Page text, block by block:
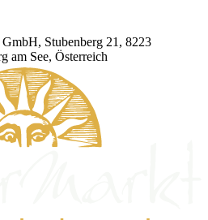
Stubenberg 21, 8223
am See, Österreich